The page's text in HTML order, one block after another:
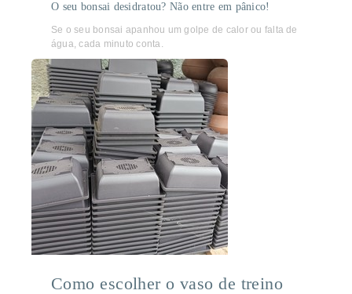
O seu bonsai desidratou? Não entre em pânico!
Se o seu bonsai apanhou um golpe de calor ou falta de
água, cada minuto conta.
Como escolher o vaso de treino